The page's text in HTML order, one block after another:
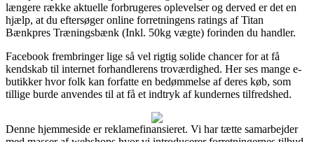
længere række aktuelle forbrugeres oplevelser og derved er det en
hjælp, at du eftersøger online forretningens ratings af Titan
Bænkpres Træningsbænk (Inkl. 50kg vægte) forinden du handler.
Facebook frembringer lige så vel rigtig solide chancer for at få
kendskab til internet forhandlerens troværdighed. Her ses mange e-
butikker hvor folk kan forfatte en bedømmelse af deres køb, som
tillige burde anvendes til at få et indtryk af kundernes tilfredshed.
Denne hjemmeside er reklamefinansieret. Vi har tætte samarbejder